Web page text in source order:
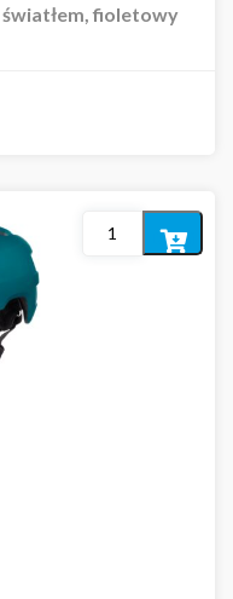
światłem, fioletowy
Dodaj